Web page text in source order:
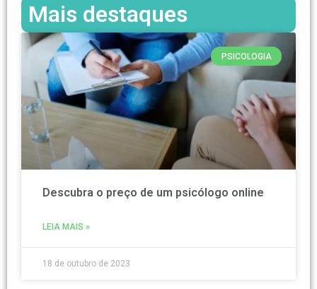
Mais destaques
PSICOLOGIA
Descubra o preço de um psicólogo online
LEIA MAIS »
18 de outubro de 2023